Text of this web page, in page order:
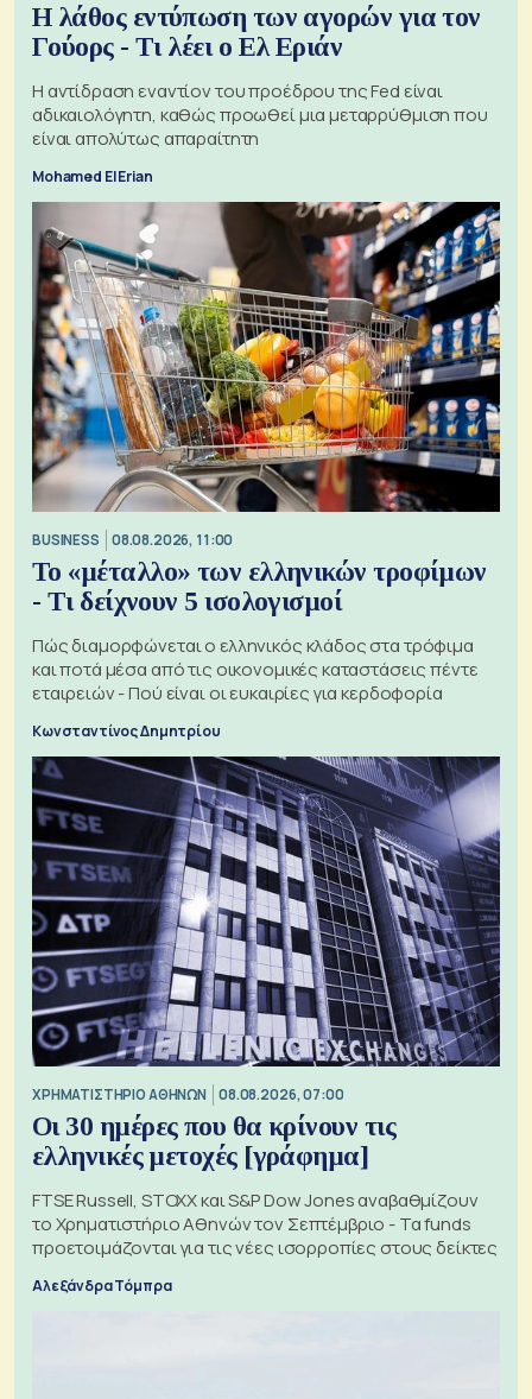
Η λάθος εντύπωση των αγορών για τον
Γούορς - Τι λέει ο Ελ Εριάν
Η αντίδραση εναντίον του προέδρου της Fed είναι
αδικαιολόγητη, καθώς προωθεί μια μεταρρύθμιση που
είναι απολύτως απαραίτητη
Mohamed El Erian
BUSINESS 08.08.2026, 11:00
Το «μέταλλο» των ελληνικών τροφίμων
- Τι δείχνουν 5 ισολογισμοί
Πώς διαμορφώνεται ο ελληνικός κλάδος στα τρόφιμα
και ποτά μέσα από τις οικονομικές καταστάσεις πέντε
εταιρειών - Πού είναι οι ευκαιρίες για κερδοφορία
Κωνσταντίνος Δημητρίου
XΡΗΜΑΤΙΣΤΗΡΙΟ ΑΘΗΝΩΝ 08.08.2026, 07:00
Οι 30 ημέρες που θα κρίνουν τις
ελληνικές μετοχές [γράφημα]
FTSE Russell, STOXX και S&P Dow Jones αναβαθμίζουν
το Χρηματιστήριο Αθηνών τον Σεπτέμβριο - Τα funds
προετοιμάζονται για τις νέες ισορροπίες στους δείκτες
Αλεξάνδρα Τόμπρα